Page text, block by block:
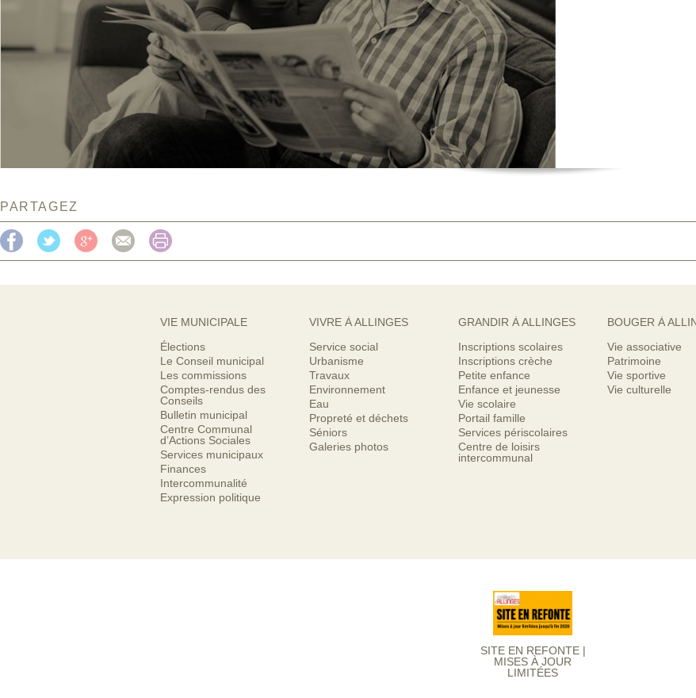
PARTAGEZ
VIE MUNICIPALE
Élections
Le Conseil municipal
Les commissions
Comptes-rendus des
Conseils
Bulletin municipal
Centre Communal
d’Actions Sociales
Services municipaux
Finances
Intercommunalité
Expression politique
VIVRE À ALLINGES
Service social
Urbanisme
Travaux
Environnement
Eau
Propreté et déchets
Séniors
Galeries photos
GRANDIR À ALLINGES
Inscriptions scolaires
Inscriptions crèche
Petite enfance
Enfance et jeunesse
Vie scolaire
Portail famille
Services périscolaires
Centre de loisirs
intercommunal
BOUGER À
Vie associative
Patrimoine
Vie sportive
Vie culturelle
SITE EN REFONTE |
MISES À JOUR
LIMITÉES